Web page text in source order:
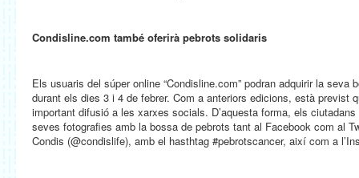
Condisline.com també oferirà pebrots solidaris
Els usuaris del súper online “Condisline.com” podran adquirir la seva
durant els dies 3 i 4 de febrer. Com a anteriors edicions, està previst
important difusió a les xarxes socials. D’aquesta forma, els
seves fotografies amb la bossa de pebrots tant al Facebook com al
Condis (@condislife), amb el hasthtag #pebrotscancer, així com a